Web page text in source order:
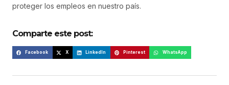
proteger los empleos en nuestro país.
Comparte este post:
Facebook X LinkedIn Pinterest WhatsApp